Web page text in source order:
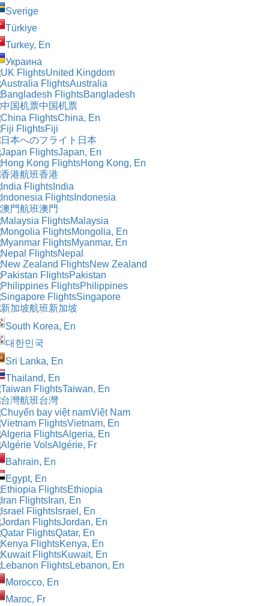
Sverige
Türkiye
Turkey, En
Украина
United Kingdom
Australia
Bangladesh
中国机票
China, En
Fiji
日本
Japan, En
Hong Kong, En
香港
India
Indonesia
澳門
Malaysia
Mongolia, En
Myanmar, En
Nepal
New Zealand
Pakistan
Philippines
Singapore
新加坡
South Korea, En
대한민국
Sri Lanka, En
Thailand, En
Taiwan, En
台灣
Việt Nam
Vietnam, En
Algeria, En
Algérie, Fr
Bahrain, En
Egypt, En
Ethiopia
Iran, En
Israel, En
Jordan, En
Qatar, En
Kenya, En
Kuwait, En
Lebanon, En
Morocco, En
Maroc, Fr